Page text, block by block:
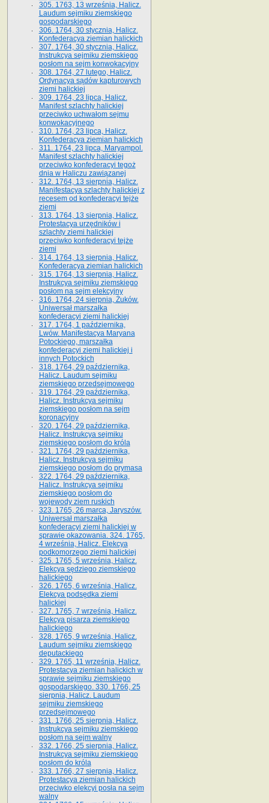
305. 1763, 13 września, Halicz.
Laudum sejmiku ziemskiego
gospodarskiego
306. 1764, 30 stycznia, Halicz.
Konfederacya ziemian halickich
307. 1764, 30 stycznia, Halicz.
Instrukcya sejmiku ziemskiego
posłom na sejm konwokacyjny
308. 1764, 27 lutego, Halicz.
Ordynacya sądów kapturowych
ziemi halickiej
309. 1764, 23 lipca, Halicz.
Manifest szlachty halickiej
przeciwko uchwałom sejmu
konwokacyjnego
310. 1764, 23 lipca, Halicz.
Konfederacya ziemian halickich
311. 1764, 23 lipca, Maryampol.
Manifest szlachty halickiej
przeciwko konfederacyi tegoż
dnia w Haliczu zawiązanej
312. 1764, 13 sierpnia, Halicz.
Manifestacya szlachty halickiej z
recesem od konfederacyi tejże
ziemi
313. 1764, 13 sierpnia, Halicz.
Protestacya urzędników i
szlachty ziemi halickiej
przeciwko konfederacyi tejże
ziemi
314. 1764, 13 sierpnia, Halicz.
Konfederacya ziemian halickich
315. 1764, 13 sierpnia, Halicz.
Instrukcya sejmiku ziemskiego
posłom na sejm elekcyjny
316. 1764, 24 sierpnia, Żuków.
Uniwersał marszałka
konfederacyi ziemi halickiej
317. 1764, 1 października,
Lwów. Manifestacya Maryana
Potockiego, marszałka
konfederacyi ziemi halickiej i
innych Potockich
318. 1764, 29 października,
Halicz. Laudum sejmiku
ziemskiego przedsejmowego
319. 1764, 29 października,
Halicz. Instrukcya sejmiku
ziemskiego posłom na sejm
koronacyjny
320. 1764, 29 października,
Halicz. Instrukcya sejmiku
ziemskiego posłom do króla
321. 1764, 29 października,
Halicz. Instrukcya sejmiku
ziemskiego posłom do prymasa
322. 1764, 29 października,
Halicz. Instrukcya sejmiku
ziemskiego posłom do
wojewody ziem ruskich
323. 1765, 26 marca, Jaryszów.
Uniwersał marszałka
konfederacyi ziemi halickiej w
sprawie okazowania. 324. 1765,
4 września, Halicz. Elekcya
podkomorzego ziemi halickiej
325. 1765, 5 września, Halicz.
Elekcya sędziego ziemskiego
halickiego
326. 1765, 6 września, Halicz.
Elekcya podsędka ziemi
halickiej
327. 1765, 7 września, Halicz.
Elekcya pisarza ziemskiego
halickiego
328. 1765, 9 września, Halicz.
Laudum sejmiku ziemskiego
deputackiego
329. 1765, 11 września, Halicz.
Protestacya ziemian halickich w
sprawie sejmiku ziemskiego
gospodarskiego. 330. 1766, 25
sierpnia, Halicz. Laudum
sejmiku ziemskiego
przedsejmowego
331. 1766, 25 sierpnia, Halicz.
Instrukcya sejmiku ziemskiego
posłom na sejm walny
332. 1766, 25 sierpnia, Halicz.
Instrukcya sejmiku ziemskiego
posłom do króla
333. 1766, 27 sierpnia, Halicz.
Protestacya ziemian halickich
przeciwko elekcyi posła na sejm
walny